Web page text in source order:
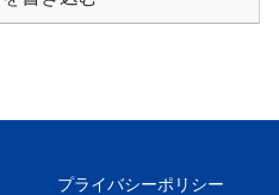
プライバシーポリシー